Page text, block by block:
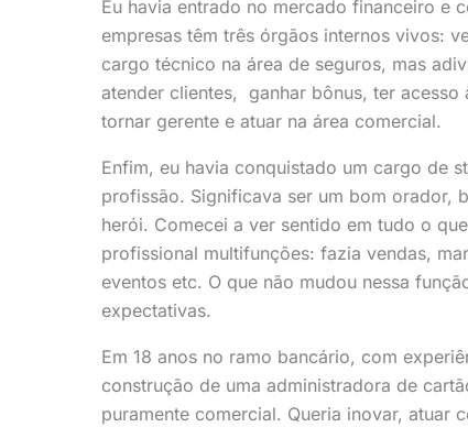
Eu havia entrado no mercado financeiro e
empresas têm três órgãos internos vivos:
cargo técnico na área de seguros, mas
atender clientes, ganhar bônus, ter
tornar gerente e atuar na área comercial.
Enfim, eu havia conquistado um cargo de
profissão. Significava ser um bom orador,
herói. Comecei a ver sentido em tudo o
profissional multifunções: fazia vendas,
eventos etc. O que não mudou nessa
expectativas.
Em 18 anos no ramo bancário, com
construção de uma administradora de
puramente comercial. Queria inovar, atuar